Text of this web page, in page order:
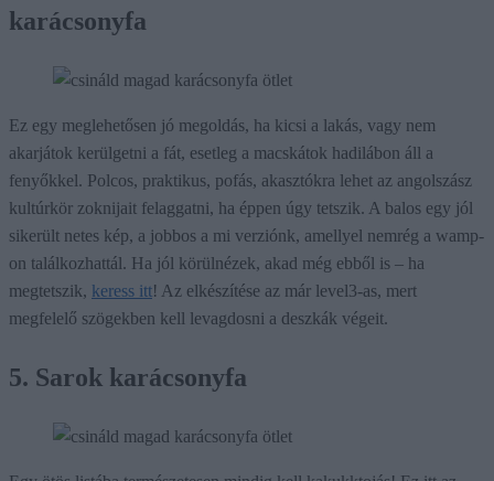
karácsonyfa
Ez egy meglehetősen jó megoldás, ha kicsi a lakás, vagy nem
akarjátok kerülgetni a fát, esetleg a macskátok hadilábon áll a
fenyőkkel. Polcos, praktikus, pofás, akasztókra lehet az angolszász
kultúrkör zoknijait felaggatni, ha éppen úgy tetszik. A balos egy jól
sikerült netes kép, a jobbos a mi verziónk, amellyel nemrég a wamp-
on találkozhattál. Ha jól körülnézek, akad még ebből is – ha
megtetszik, keress itt! Az elkészítése az már level3-as, mert
megfelelő szögekben kell levagdosni a deszkák végeit.
5. Sarok karácsonyfa